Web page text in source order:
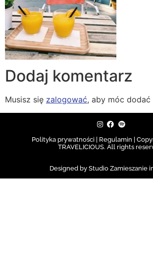
Dodaj komentarz
Musisz się zalogować, aby móc dodać
Polityka prywatności | Regulamin |
TRAVELICIOUS. All rights
Designed by Studio Zamieszanie